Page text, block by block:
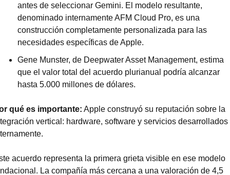
antes de seleccionar Gemini. El modelo resultante,
denominado internamente AFM Cloud Pro, es una
construcción completamente personalizada para las
necesidades específicas de Apple.
Gene Munster, de Deepwater Asset Management, estima
que el valor total del acuerdo plurianual podría alcanzar
hasta 5.000 millones de dólares.
qué es importante: Apple construyó su reputación sobre la
vertical: hardware, software y servicios desarrollados
acuerdo representa la primera grieta visible en ese modelo
La compañía más cercana a una valoración de 4,5